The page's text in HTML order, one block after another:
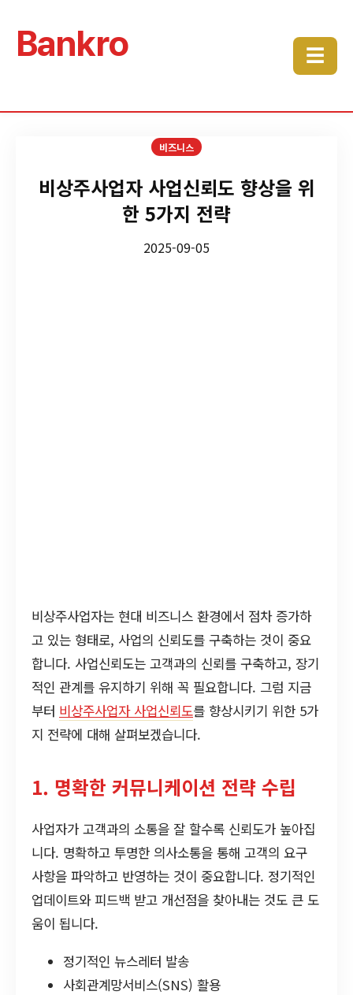
Bankro ☰
비즈니스
비상주사업자 사업신뢰도 향상을 위
한 5가지 전략
2025-09-05
비상주사업자는 현대 비즈니스 환경에서 점차 증가하
고 있는 형태로, 사업의 신뢰도를 구축하는 것이 중요
합니다. 사업신뢰도는 고객과의 신뢰를 구축하고, 장기
적인 관계를 유지하기 위해 꼭 필요합니다. 그럼 지금
부터 비상주사업자 사업신뢰도를 향상시키기 위한 5가
지 전략에 대해 살펴보겠습니다.
1. 명확한 커뮤니케이션 전략 수립
사업자가 고객과의 소통을 잘 할수록 신뢰도가 높아집
니다. 명확하고 투명한 의사소통을 통해 고객의 요구
사항을 파악하고 반영하는 것이 중요합니다. 정기적인
업데이트와 피드백 받고 개선점을 찾아내는 것도 큰 도
움이 됩니다.
정기적인 뉴스레터 발송
사회관계망서비스(SNS) 활용